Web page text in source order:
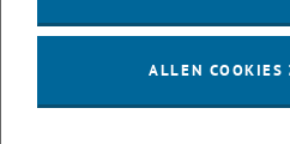
Computerwissenschaft für
Hilfsmittel entwickelt, und damit
ALLEN COOKIES